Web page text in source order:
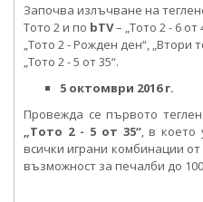
Започва излъчване на
Тото 2 и по bTV– „Тото 2 - 6 от
„Тото 2 - Рожден ден“, „Втори
„Тото 2 - 5 от 35“.
5 октомври 2016 г.
Провежда се първото
„Тото 2 - 5 от 35“, в коeто
всички играни комбинации
възможност за печалби до